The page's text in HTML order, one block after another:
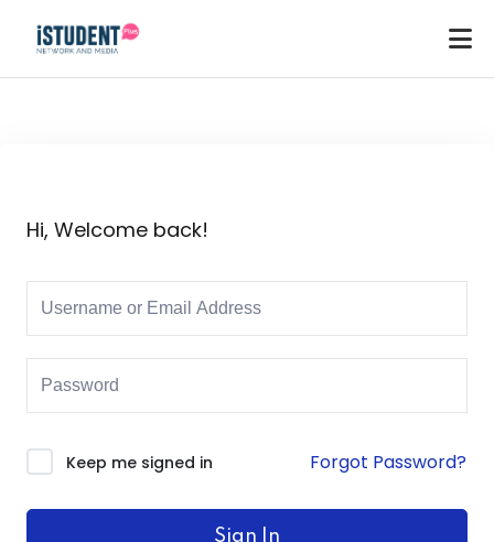
Hi, Welcome back!
Keep me signed in Forgot Password?
Sign In